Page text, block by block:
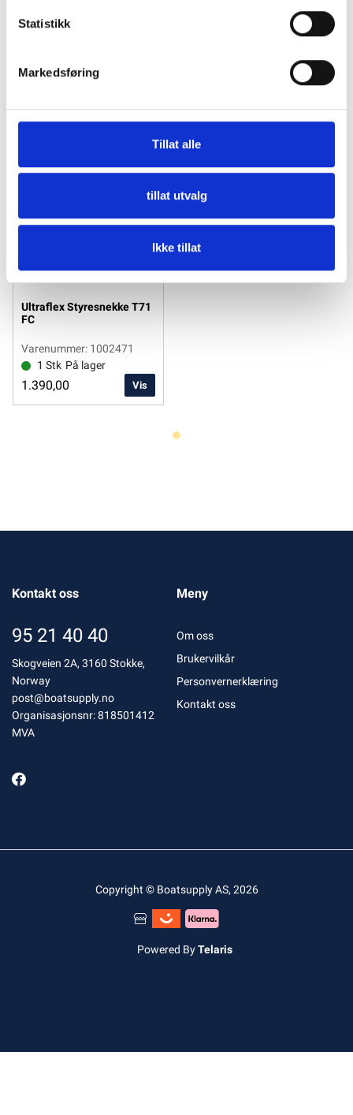
Statistikk
Markedsføring
Tillat alle
tillat utvalg
Ikke tillat
Ultraflex Styresnekke T71
FC
Varenummer: 1002471
1 Stk På lager
1.390,00 Vis
Kontakt oss
95 21 40 40
Skogveien 2A, 3160 Stokke,
Norway
post@boatsupply.no
Organisasjonsnr: 818501412
MVA
Meny
Om oss
Brukervilkår
Personvernerklæring
Kontakt oss
Copyright © Boatsupply AS, 2026
Powered ByTelaris